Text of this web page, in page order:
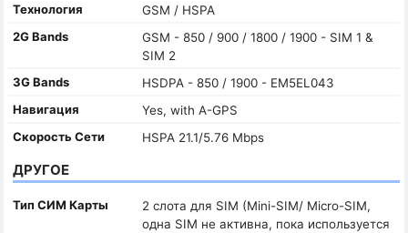
Технология
GSM / HSPA
2G Bands
GSM - 850 / 900 / 1800 / 1900 - SIM 1 &
SIM 2
3G Bands
HSDPA - 850 / 1900 - EM5EL043
Навигация
Yes, with A-GPS
Скорость Сети
HSPA 21.1/5.76 Mbps
ДРУГОЕ
Тип СИМ Карты
2 слота для SIM (Mini-SIM/ Micro-SIM,
одна SIM не активна, пока используется